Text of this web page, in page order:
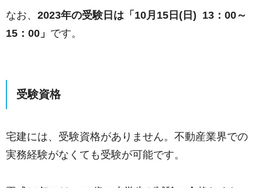
なお、 2023年の受験日は「10月15日(日) 13：00～
15：00」 です。
受験資格
宅建には、受験資格がありません。不動産業界での
実務経験がなくても受験が可能です。